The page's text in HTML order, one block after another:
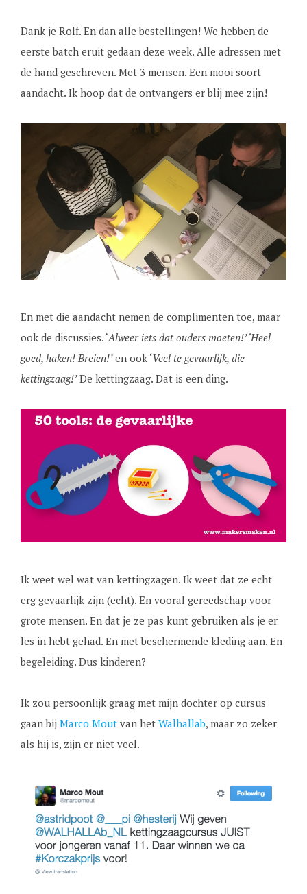
Dank je Rolf. En dan alle bestellingen! We hebben de
eerste batch eruit gedaan deze week. Alle adressen met
de hand geschreven. Met 3 mensen. Een mooi soort
aandacht. Ik hoop dat de ontvangers er blij mee zijn!
En met die aandacht nemen de complimenten toe, maar
ook de discussies. ‘Alweer iets dat ouders moeten!’‘Heel
goed, haken! Breien!’en ook ‘Veel te gevaarlijk, die
kettingzaag!’De kettingzaag. Dat is een ding.
Ik weet wel wat van kettingzagen. Ik weet dat ze echt
erg gevaarlijk zijn (echt). En vooral gereedschap voor
grote mensen. En dat je ze pas kunt gebruiken als je er
les in hebt gehad. En met beschermende kleding aan. En
begeleiding. Dus kinderen?
Ik zou persoonlijk graag met mijn dochter op cursus
gaan bij Marco Moutvan het Walhallab, maar zo zeker
als hij is, zijn er niet veel.